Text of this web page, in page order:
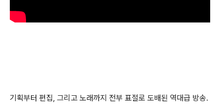
기획부터 편집, 그리고 노래까지 전부 표절로 도배된 역대급 방송.